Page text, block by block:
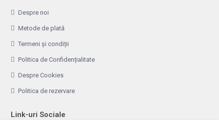
Despre noi
Metode de plată
Termeni și condiții
Politica de Confidențialitate
Despre Cookies
Politica de rezervare
Link-uri Sociale